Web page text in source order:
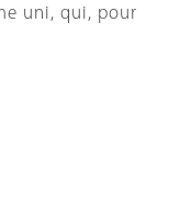
uni, qui, pour